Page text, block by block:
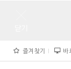
즐겨찾기 바